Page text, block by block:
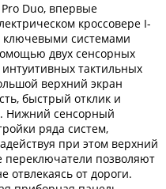
Duo, впервые
кроссовере I-
ключевыми системами
двух сенсорных
тактильных
верхний экран
быстрый отклик и
Нижний сенсорный
ряда систем,
при этом верхний
переключатели позволяют
отвлекаясь от дороги.